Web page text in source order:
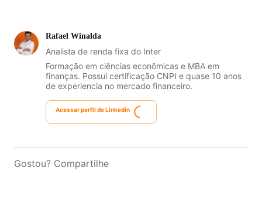
Rafael Winalda
Analista de renda fixa do Inter
Formação em ciências econômicas e MBA em
finanças. Possui certificação CNPI e quase 10 anos
de experiencia no mercado financeiro.
Acessar perfil do Linkedin
Gostou? Compartilhe